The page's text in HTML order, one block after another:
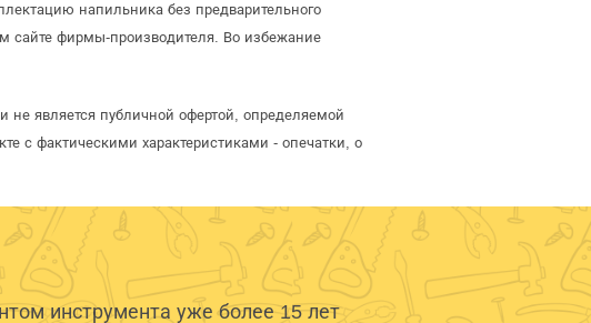
напильника без предварительного
сайте фирмы-производителя. Во избежание
является публичной офертой, определяемой
с фактическими характеристиками - опечатки, о
инструмента уже более 15 лет